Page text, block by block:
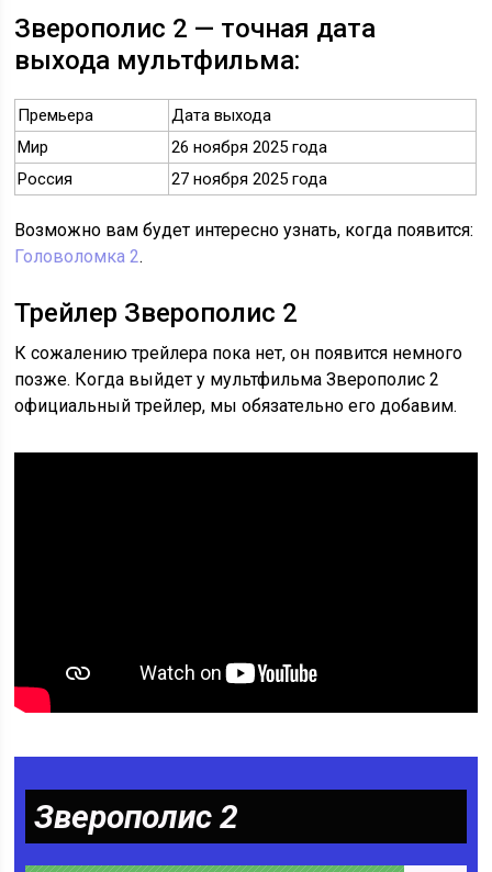
Зверополис 2 — точная дата
выхода мультфильма:
Премьера
Дата выхода
Мир
26 ноября 2025 года
Россия
27 ноября 2025 года
Возможно вам будет интересно узнать, когда появится:
Головоломка 2.
Трейлер Зверополис 2
К сожалению трейлера пока нет, он появится немного
позже. Когда выйдет у мультфильма Зверополис 2
официальный трейлер, мы обязательно его добавим.
Зверополис 2